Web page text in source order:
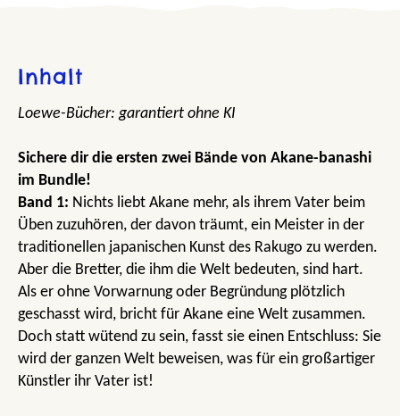
Inhalt
Loewe-Bücher: garantiert ohne KI
Sichere dir die ersten zwei Bände von Akane-banashi
im Bundle!
Band 1: Nichts liebt Akane mehr, als ihrem Vater beim
Üben zuzuhören, der davon träumt, ein Meister in der
traditionellen japanischen Kunst des Rakugo zu werden.
Aber die Bretter, die ihm die Welt bedeuten, sind hart.
Als er ohne Vorwarnung oder Begründung plötzlich
geschasst wird, bricht für Akane eine Welt zusammen.
Doch statt wütend zu sein, fasst sie einen Entschluss: Sie
wird der ganzen Welt beweisen, was für ein großartiger
Künstler ihr Vater ist!